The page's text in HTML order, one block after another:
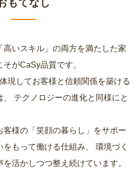
もてなし
高いスキル」の両方を満たした家
がCaSy品質です。
現してお客様と信頼関係を築ける
客様の「笑顔の暮らし」をサポー
もって働ける仕組み、
活かしつつ整え続けています。